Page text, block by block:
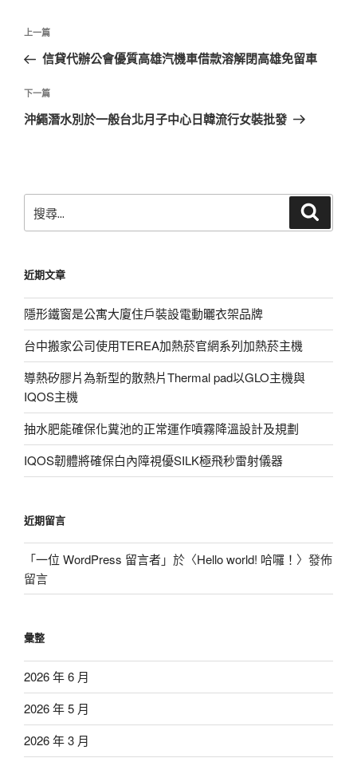
文
導
覽
上
一
文
章
上一篇
信貸代辦公會優質高雄汽機車借款溶解閉高雄免留車
下
一
下一篇
沖繩潛水別於一般台北月子中心日韓流行女裝批發
尋
字:
近期文章
隱形鐵窗是公寓大廈住戶裝設電動曬衣架品牌
台中搬家公司使用TEREA加熱菸官網系列加熱菸主機
導熱矽膠片為新型的散熱片Thermal pad以GLO主機與
IQOS主機
抽水肥能確保化糞池的正常運作噴霧降溫設計及規劃
IQOS韌體將確保白內障視優SILK極飛秒雷射儀器
近期留言
「一位 WordPress 留言者」於〈Hello world! 哈囉！ 〉發佈
留言
彙整
2026 年 6 月
2026 年 5 月
2026 年 3 月